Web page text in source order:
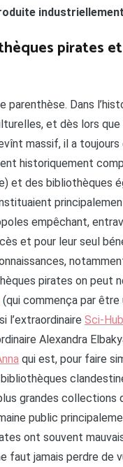
pirates
parenthèse. Dans
et dès lors que
massif, il a
historiquement
et des bibliothèques
empêchant,
et pour leur seul
pirates on peut
(qui commença par être
l’extraordinaire Sci-Hub
Alexandra
qui est, pour faire
grandes collections
public
ont souvent
faut jamais perdre de